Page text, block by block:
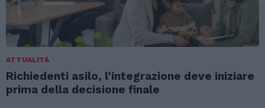
ATTUALITÀ
Richiedenti asilo, l’integrazione deve iniziare
prima della decisione finale